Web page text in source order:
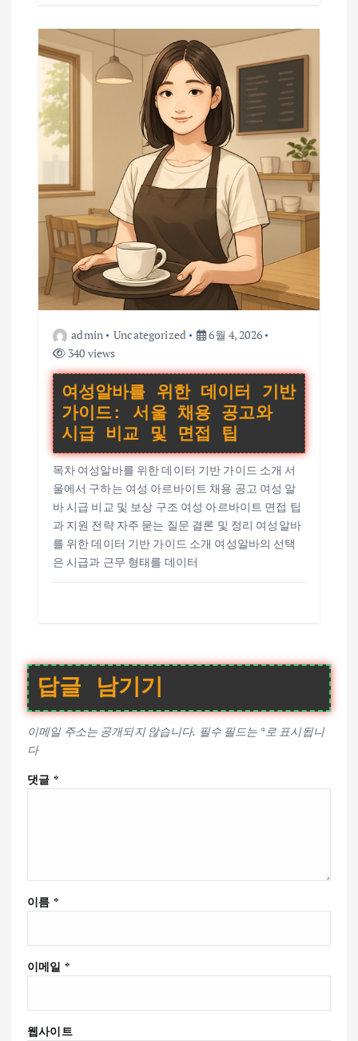
admin Uncategorized
6월 4, 2026
340 views
여성알바를 위한 데이터 기반
가이드: 서울 채용 공고와
시급 비교 및 면접 팁
목차 여성알바를 위한 데이터 기반 가이드 소개 서
울에서 구하는 여성 아르바이트 채용 공고 여성 알
바 시급 비교 및 보상 구조 여성 아르바이트 면접 팁
과 지원 전략 자주 묻는 질문 결론 및 정리 여성알바
를 위한 데이터 기반 가이드 소개 여성알바의 선택
은 시급과 근무 형태를 데이터
답글 남기기
이메일 주소는 공개되지 않습니다. 필수 필드는 *로 표시됩니
다
댓글 *
이름 *
이메일 *
웹사이트